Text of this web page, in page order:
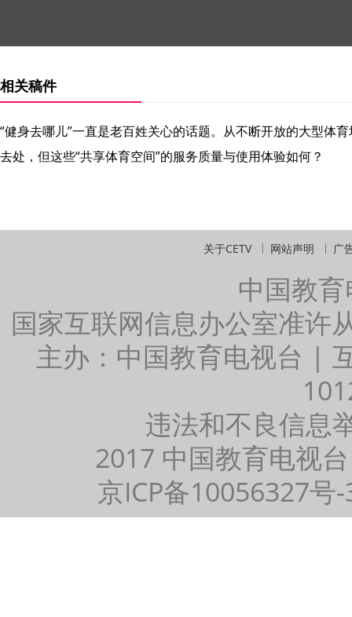
相关稿件
“健身去哪儿”一直是老百姓关心的话题。从不断开放的大型体
去处，但这些“共享体育空间”的服务质量与使用体验如何？
关于CETV 网站声明 广
中国教
国家互联网信息办公室准许
主办：中国教育电视台 |
违法和不良信息
2017 中国教育电视
京ICP备10056327号